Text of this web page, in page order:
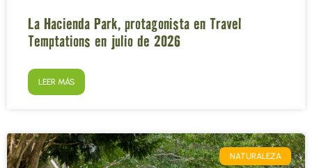
La Hacienda Park, protagonista en Travel
Temptations en julio de 2026
LEER MÁS
NATURALEZA